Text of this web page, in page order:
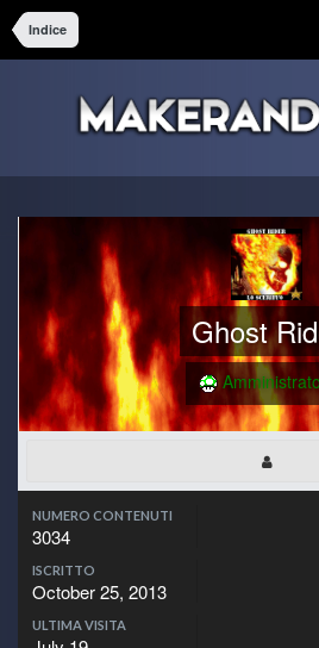
Indice
Ghost
NUMERO CONTENUTI
3034
ISCRITTO
October 25, 2013
ULTIMA VISITA